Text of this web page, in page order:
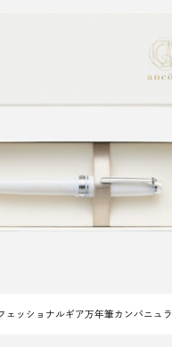
ェッショナルギア万年筆カンパニュラ